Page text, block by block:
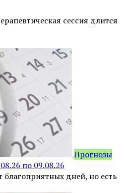
сессия длится
Прогнозы
по 09.08.26
благоприятных дней, но есть